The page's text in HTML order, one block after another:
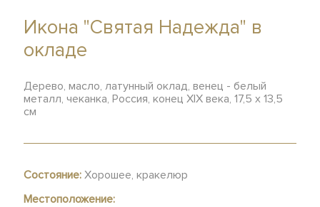
Икона "Святая Надежда" в
окладе
Дерево, масло, латунный оклад, венец - белый
металл, чеканка, Россия, конец XIX века, 17,5 х 13,5
см
Состояние: Хорошее, кракелюр
Местоположение: